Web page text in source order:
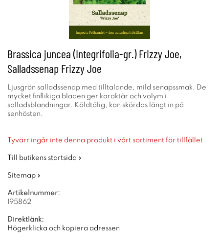
Brassica juncea (Integrifolia-gr.) Frizzy Joe,
Salladssenap Frizzy Joe
Ljusgrön salladssenap med tilltalande, mild senapssmak. De
mycket finflikiga bladen ger karaktär och volym i
salladsblandningar. Köldtålig, kan skördas långt in på
senhösten.
Tyvärr ingår inte denna produkt i vårt sortiment för tillfället.
Till butikens startsida »
Sitemap »
Artikelnummer:
I95862
Direktlänk:
Högerklicka och kopiera adressen